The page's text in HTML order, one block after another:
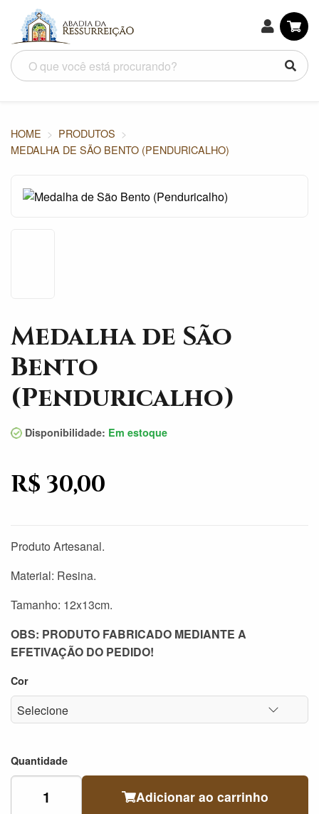
HOME
PRODUTOS
MEDALHA DE SÃO BENTO (PENDURICALHO)
Medalha de São
Bento
(Penduricalho)
Disponibilidade: Em estoque
R$ 30,00
Produto Artesanal.
Material: Resina.
Tamanho: 12x13cm.
OBS: PRODUTO FABRICADO MEDIANTE A
EFETIVAÇÃO DO PEDIDO!
Cor
Quantidade
Adicionar ao carrinho